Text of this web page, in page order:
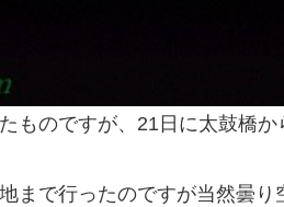
ものですが、21日に太鼓橋か
まで行ったのですが当然曇り